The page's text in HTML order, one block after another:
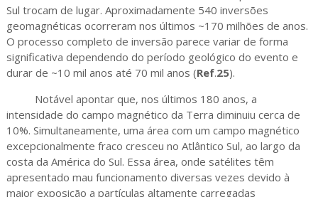
Sul trocam de lugar. Aproximadamente 540 inversões
geomagnéticas ocorreram nos últimos ~170 milhões de anos.
O processo completo de inversão parece variar de forma
significativa dependendo do período geológico do evento e
durar de ~10 mil anos até 70 mil anos (Ref.25).
Notável apontar que, nos últimos 180 anos, a
intensidade do campo magnético da Terra diminuiu cerca de
10%. Simultaneamente, uma área com um campo magnético
excepcionalmente fraco cresceu no Atlântico Sul, ao largo da
costa da América do Sul. Essa área, onde satélites têm
apresentado mau funcionamento diversas vezes devido à
maior exposição a partículas altamente carregadas